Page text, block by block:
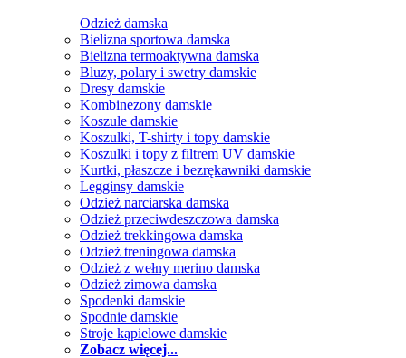
Odzież damska
Bielizna sportowa damska
Bielizna termoaktywna damska
Bluzy, polary i swetry damskie
Dresy damskie
Kombinezony damskie
Koszule damskie
Koszulki, T-shirty i topy damskie
Koszulki i topy z filtrem UV damskie
Kurtki, płaszcze i bezrękawniki damskie
Legginsy damskie
Odzież narciarska damska
Odzież przeciwdeszczowa damska
Odzież trekkingowa damska
Odzież treningowa damska
Odzież z wełny merino damska
Odzież zimowa damska
Spodenki damskie
Spodnie damskie
Stroje kąpielowe damskie
Zobacz więcej...